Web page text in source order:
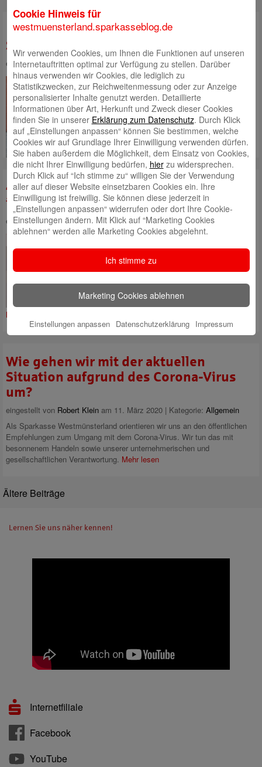
Dominik Mikus ist neuer
Sparkassenleiter in Epe
eingestellt vonTimon Dicksam 1. Oktober 2021 | Kategorie:Allgemein
Dominik Mikus ist der neue Leiter
des Beratungscenters der
Sparkasse Westmünsterland in
Epe.Mehr lesen
47 junge Frauen und Männer beginnen
ihre Ausbildung bei der Sparkasse
eingestellt vonRobert Kleinam 20. August 2020 | Kategorie:Allgemein
Dieses Jahr ist bisher für alle
anders verlaufen als gedacht.
Eins aber war für 47 junge
Frauen und Männer und die
klar: Im August startet das
Mehr
lesen
Wie gehen wir mit der aktuellen
Situation aufgrund des Corona-Virus
um?
eingestellt von Robert Klein am 11. März 2020 | Kategorie: Allgemein
Als Sparkasse Westmünsterland orientieren wir uns an den öffentlichen
Empfehlungen zum Umgang mit dem Corona-Virus. Wir tun das mit
besonnenem Handeln sowie unserer unternehmerischen und
gesellschaftlichen Verantwortung. Mehr lesen
Ältere Beiträge
Lernen Sie uns näher kennen!
Internetfiliale
Facebook
YouTube
Cookie Hinweis für
westmuensterland.sparkasseblog.de
Wir verwenden Cookies, um Ihnen die Funktionen auf unseren
Internetauftritten optimal zur Verfügung zu stellen. Darüber
hinaus verwenden wir Cookies, die lediglich zu
Statistikzwecken, zur Reichweitenmessung oder zur Anzeige
personalisierter Inhalte genutzt werden. Detaillierte
Informationen über Art, Herkunft und Zweck dieser Cookies
finden Sie in unserer Erklärung zum Datenschutz. Durch Klick
auf „Einstellungen anpassen“ können Sie bestimmen, welche
Cookies wir auf Grundlage Ihrer Einwilligung verwenden dürfen.
Sie haben außerdem die Möglichkeit, dem Einsatz von Cookies,
die nicht Ihrer Einwilligung bedürfen, hierzu widersprechen.
Durch Klick auf “Ich stimme zu“ willigen Sie der Verwendung
aller auf dieser Website einsetzbaren Cookies ein. Ihre
Einwilligung ist freiwillig. Sie können diese jederzeit in
„Einstellungen anpassen“ widerrufen oder dort Ihre Cookie-
Einstellungen ändern. Mit Klick auf “Marketing Cookies
ablehnen“ werden alle Marketing Cookies abgelehnt.
Ich stimme zu
Marketing Cookies ablehnen
Einstellungen anpassen Datenschutzerklärung Impressum